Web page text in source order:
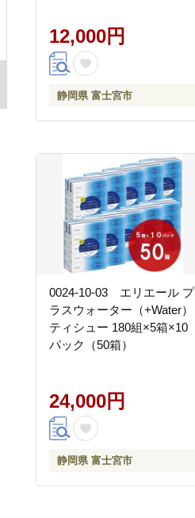
ー
12,000円
静岡県 富士宮市
0024-10-03 エリエール プ
ラスウォーター（+Water）
ティシュー 180組×5箱×10
パック（50箱）
24,000円
静岡県 富士宮市